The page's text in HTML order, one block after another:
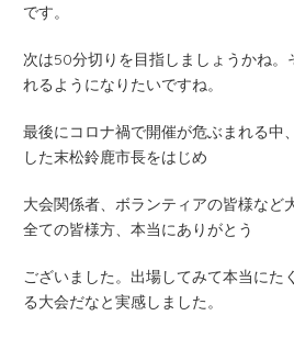
です。
次は50分切りを目指しましょうかね。
れるようになりたいですね。
最後にコロナ禍で開催が危ぶまれる中
した末松鈴鹿市長をはじめ
大会関係者、ボランティアの皆様など
全ての皆様方、本当にありがとう
ございました。出場してみて本当にた
る大会だなと実感しました。